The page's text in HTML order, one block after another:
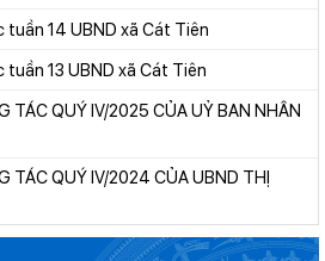
14 UBND xã Cát Tiên
13 UBND xã Cát Tiên